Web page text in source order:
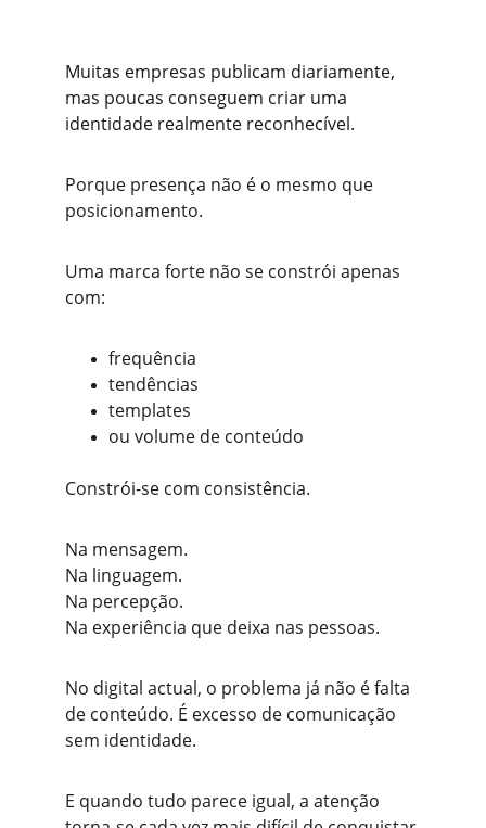
Muitas empresas publicam diariamente,
mas poucas conseguem criar uma
identidade realmente reconhecível.
Porque presença não é o mesmo que
posicionamento.
Uma marca forte não se constrói apenas
com:
frequência
tendências
templates
ou volume de conteúdo
Constrói-se com consistência.
Na mensagem.
Na linguagem.
Na percepção.
Na experiência que deixa nas pessoas.
No digital actual, o problema já não é falta
de conteúdo. É excesso de comunicação
sem identidade.
E quando tudo parece igual, a atenção